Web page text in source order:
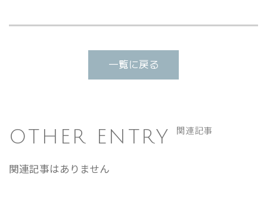
一覧に戻る
OTHER ENTRY 関連記事
関連記事はありません